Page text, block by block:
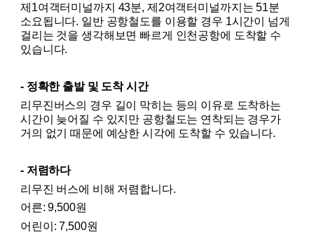
제1여객터미널까지 43분, 제2여객터미널까지는 51분
소요됩니다. 일반 공항철도를 이용할 경우 1시간이 넘게
걸리는 것을 생각해보면 빠르게 인천공항에 도착할 수
있습니다.
- 정확한 출발 및 도착 시간
리무진버스의 경우 길이 막히는 등의 이유로 도착하는
시간이 늦어질 수 있지만 공항철도는 연착되는 경우가
거의 없기 때문에 예상한 시각에 도착할 수 있습니다.
- 저렴하다
리무진 버스에 비해 저렴합니다.
어른: 9,500원
어린이: 7,500원